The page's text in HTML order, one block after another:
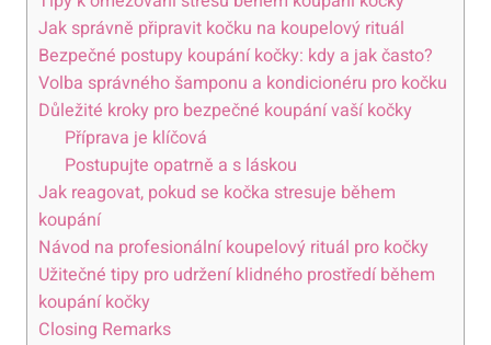
Jak správně připravit kočku na koupelový rituál
Bezpečné postupy koupání kočky: kdy a jak často?
Volba správného šamponu a kondicionéru pro kočku
Důležité kroky pro bezpečné koupání vaší kočky
Příprava je klíčová
Postupujte opatrně a s láskou
Jak reagovat, pokud se kočka stresuje během
koupání
Návod na profesionální koupelový rituál pro kočky
Užitečné tipy pro udržení klidného prostředí během
koupání kočky
Closing Remarks